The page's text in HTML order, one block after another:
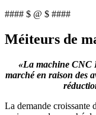
#### $ @ $ ####
Méiteurs de
«La machine CNC
marché en raison des
La demande croissante